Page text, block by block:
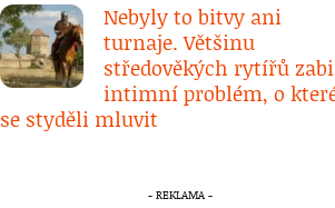
Nebyly to bitvy ani
turnaje. Většinu
středověkých rytířů
intimní problém, o
se styděli mluvit